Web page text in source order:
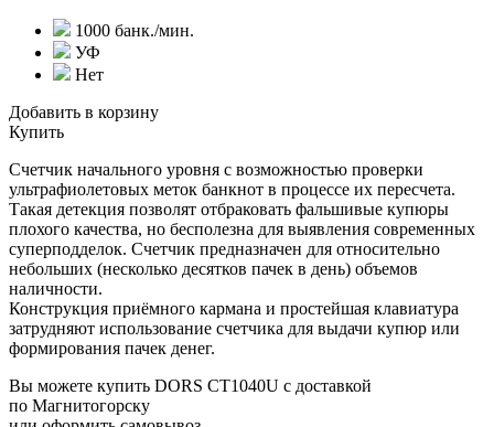
1000 банк./мин.
УФ
Нет
Добавить в корзину
Купить
Счетчик начального уровня с возможностью проверки
ультрафиолетовых меток банкнот в процессе их пересчета.
Такая детекция позволят отбраковать фальшивые купюры
плохого качества, но бесполезна для выявления современных
суперподделок. Счетчик предназначен для относительно
небольших (несколько десятков пачек в день) объемов
наличности.
Конструкция приёмного кармана и простейшая клавиатура
затрудняют использование счетчика для выдачи купюр или
формирования пачек денег.
Вы можете купить DORS CT1040U с доставкой
по Магнитогорску